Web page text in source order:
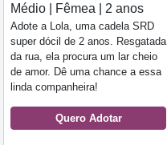
Médio | Fêmea | 2 anos
Adote a Lola, uma cadela SRD
super dócil de 2 anos. Resgatada
da rua, ela procura um lar cheio
de amor. Dê uma chance a essa
linda companheira!
Quero Adotar